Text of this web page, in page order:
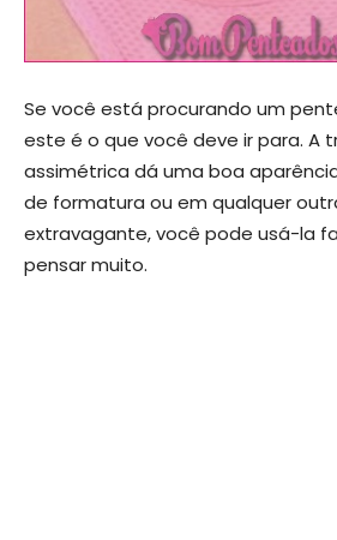
Se você está procurando um
este é o que você deve ir para. A
assimétrica dá uma boa
de formatura ou em qualquer
extravagante, você pode usá-la
pensar muito.